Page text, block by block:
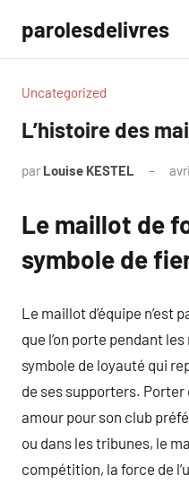
contenu
parolesdelivres
Uncategorized
L’histoire des
par Louise KESTEL
Le maillot de
symbole de
Le maillot d’équipe n’est
que l’on porte pendant
symbole de loyauté qui
de ses supporters. Porter
amour pour son club
ou dans les tribunes, le
compétition, la force de